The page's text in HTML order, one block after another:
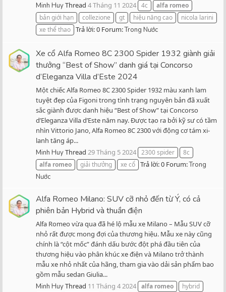
Minh HuyThread 4 Tháng 11 2024 4c alfa romeo
bản giới hạn
collezione gt hiệu năng cao
nicola larini
xe thể thao Trả lời: 0 Forum:Trong Nước
Xe cổ Alfa Romeo 8C 2300 Spider 1932 giành giải
thưởng “Best of Show” danh giá tại Concorso
d’Eleganza Villa d’Este 2024
Một chiếc Alfa Romeo 8C 2300 Spider 1932 màu xanh lam
tuyệt đẹp của Figoni trong tình trạng nguyên bản đã xuất
sắc giành được danh hiệu “Best of Show” tại Concorso
d’Eleganza Villa d’Este năm nay. Được tạo ra bởi kỹ sư có tầm
nhìn Vittorio Jano, Alfa Romeo 8C 2300 với động cơ tám xi-
lanh tăng áp...
Minh HuyThread 29 Tháng 5 2024 2300 spider
8c
alfa romeo giải thưởng xe cổ Trả lời: 0 Forum:Trong
Nước
Alfa Romeo Milano: SUV cỡ nhỏ đến từ Ý, có cả
phiên bản Hybrid và thuần điện
Alfa Romeo vừa qua đã hé lộ mẫu xe Milano – Mẫu SUV cỡ
nhỏ rất được mong đợi của thương hiệu. Mẫu xe này cũng
chính là “cột mốc” đánh dấu bước đột phá đầu tiên của
thương hiệu vào phân khúc xe điện và Milano trở thành
mẫu xe nhỏ nhất của hãng, tham gia vào dải sản phẩm bao
gồm mẫu sedan Giulia...
Minh HuyThread 11 Tháng 4 2024 alfa romeo
hybrid